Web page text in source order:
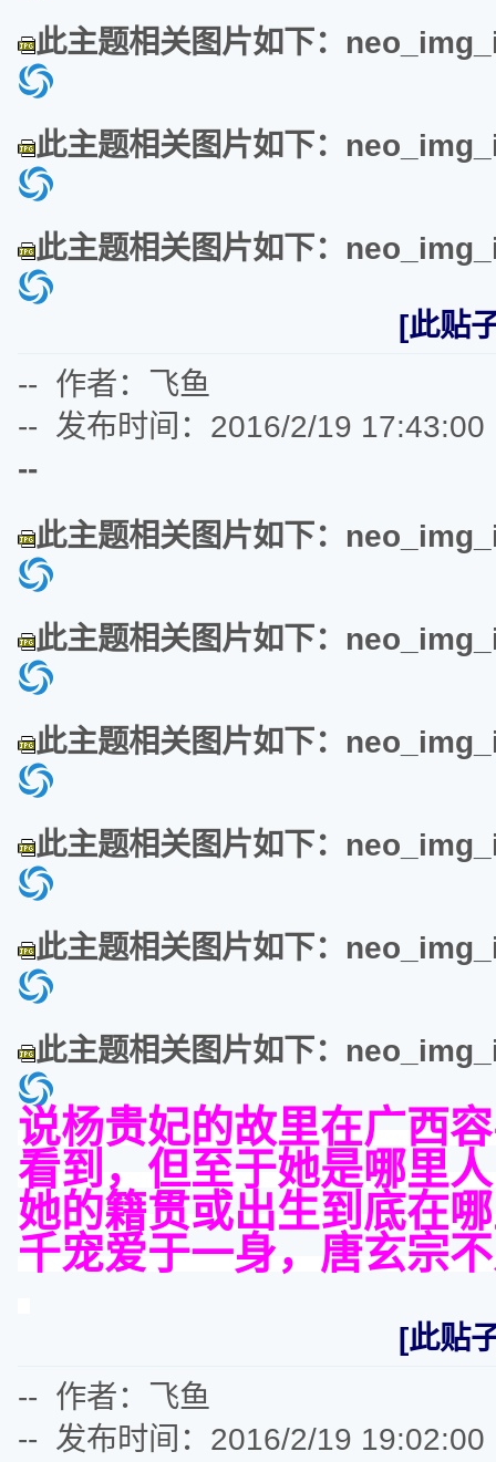
此主题相关图片如下：
此主题相关图片如下：
此主题相关图片如下：
[此贴
-- 作者：飞鱼
-- 发布时间：2016/2/19 17:43:00
--
此主题相关图片如下：
此主题相关图片如下：
此主题相关图片如下：
此主题相关图片如下：
此主题相关图片如下：
此主题相关图片如下：
说杨贵妃的故里在广西
看到，但至于她是哪里
她的籍贯或出生到底在
千宠爱于一身，唐玄宗
[此贴
-- 作者：飞鱼
-- 发布时间：2016/2/19 19:02:00